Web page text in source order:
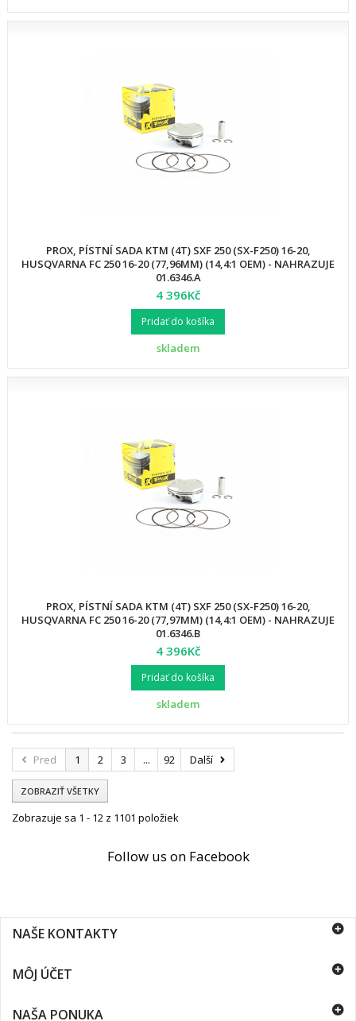
PROX, PÍSTNÍ SADA KTM (4T) SXF 250 (SX-F250) 16-20,
HUSQVARNA FC 250 16-20 (77,96MM) (14,4:1 OEM) - NAHRAZUJE
01.6346.A
4 396Kč
Pridať do košíka
skladem
PROX, PÍSTNÍ SADA KTM (4T) SXF 250 (SX-F250) 16-20,
HUSQVARNA FC 250 16-20 (77,97MM) (14,4:1 OEM) - NAHRAZUJE
01.6346.B
4 396Kč
Pridať do košíka
skladem
Pred 1 2 3 ... 92 Další
ZOBRAZIŤ VŠETKY
Zobrazuje sa 1 - 12 z 1101 položiek
Follow us on Facebook
NAŠE KONTAKTY
MÔJ ÚČET
NAŠA PONUKA